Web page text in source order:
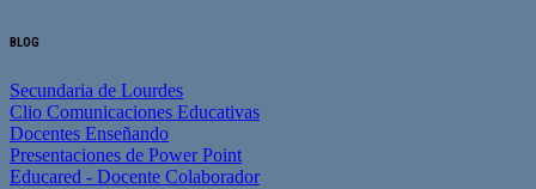
BLOG
Secundaria de Lourdes
Clio Comunicaciones Educativas
Docentes Enseñando
Presentaciones de Power Point
Educared - Docente Colaborador